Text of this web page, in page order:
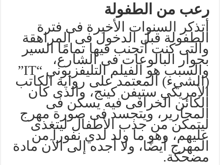
رعب من الطفولة
أتذكر السنوات الأخيرة فى فترة
الطفولة قبل الدخول فى المراهقة
والتى كنت أتجنب فيها تمامًا السير
بجوار البالوعات فى الشارع،
والسبب هو الفيلم التليفزيوني “IT”
(الشيء) المعتمد على رواية الكاتب
الأمريكي ستيفن كينج، والذى كان
الكائن الخرافى فيه يسكن فى
المجارير، ويتجسد فى صورة مهرج
ليتمكن من جذب الأطفال ليتغذى
عليهم، وهو ما ولد لدي نفورا من
المهرج أيضًا، ولا أجده إلى الآن مادة
مضحكة.